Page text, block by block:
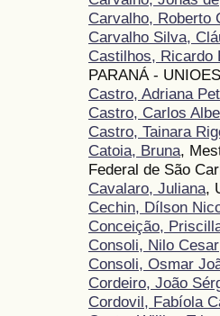
Carvalho, Roberto
Carvalho Silva,
Castilhos, Ricardo
PARANÁ -
Castro, Adriana
Castro, Carlos
Castro, Tainara
Catoia, Bruna,
Federal de São
Cavalaro, Juliana,
Cechin, Dílson
Conceição,
Consoli, Nilo Cesar
Consoli, Osmar
Cordeiro, João
Cordovil, Fabíola